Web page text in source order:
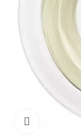
Click to